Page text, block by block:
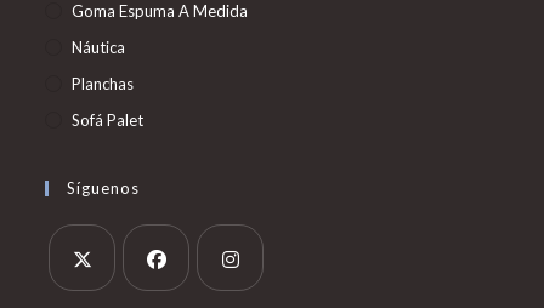
Goma Espuma A Medida
Náutica
Planchas
Sofá Palet
Síguenos